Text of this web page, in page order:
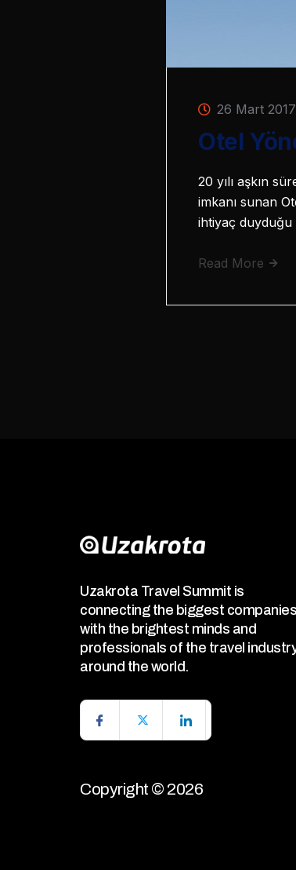
26 Mart 2017
Otel
20 yılı aşkın
imkanı sunan
ihtiyaç duyduğu
Read More
Uzakrota Travel Summit is
connecting the biggest companies
with the brightest minds and
professionals of the travel
around the world.
Copyright © 2026